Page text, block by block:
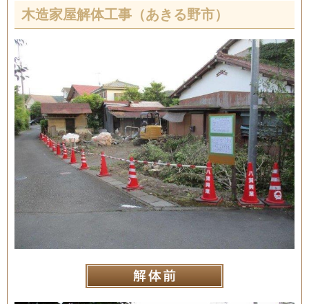
木造家屋解体工事（あきる野市）